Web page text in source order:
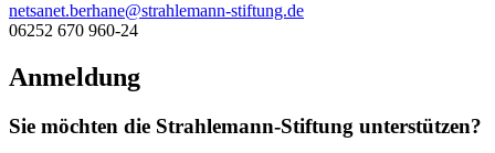
netsanet.berhane@strahlemann-stiftung.de
06252 670 960-24
Anmeldung
Sie möchten die Strahlemann-Stiftung unterstützen?